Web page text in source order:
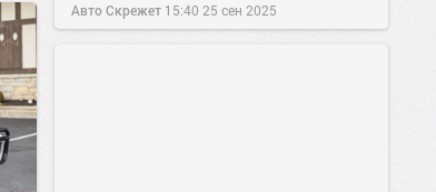
Авто Скрежет 15:40 25 сен 2025